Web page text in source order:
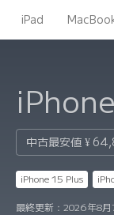
iPad
中古最安値 ¥
iPhone 15 Plus
最終更新： 2026年8月